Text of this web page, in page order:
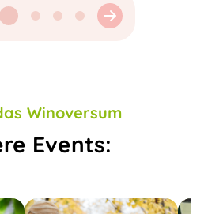
Winoversum
Events: